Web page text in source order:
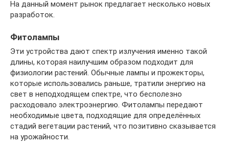
На данный момент рынок предлагает несколько новых
разработок.
Фитолампы
Эти устройства дают спектр излучения именно такой
длины, которая наилучшим образом подходит для
физиологии растений. Обычные лампы и прожекторы,
которые использовались раньше, тратили энергию на
свет в неподходящем спектре, что бесполезно
расходовало электроэнергию. Фитолампы передают
необходимые цвета, подходящие для определённых
стадий вегетации растений, что позитивно сказывается
на урожайности.